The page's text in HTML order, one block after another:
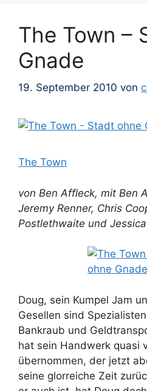
The Town –
Gnade
19. September 2010 von
The Town
von Ben Affleck, mit Ben
Jeremy Renner, Chris
Postlethwaite und
Doug, sein Kumpel Jam
Gesellen sind
Bankraub und
hat sein Handwerk quasi
übernommen, der jetzt
seine glorreiche Zeit